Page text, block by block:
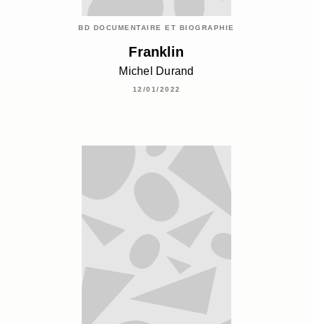
BD DOCUMENTAIRE ET BIOGRAPHIE
Franklin
Michel Durand
12/01/2022